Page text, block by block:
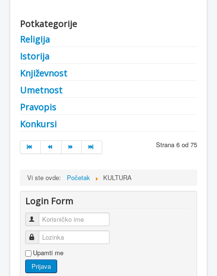
Potkategorije
Religija
Istorija
Književnost
Umetnost
Pravopis
Konkursi
Strana 6 od 75
Vi ste ovde: Početak KULTURA
Login Form
Korisničko ime
Lozinka
Upamti me
Prijava